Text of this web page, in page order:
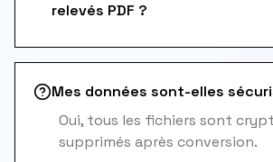
relevés PDF ?
Mes données sont-elles
Oui, tous les fichiers sont
supprimés après conversion.